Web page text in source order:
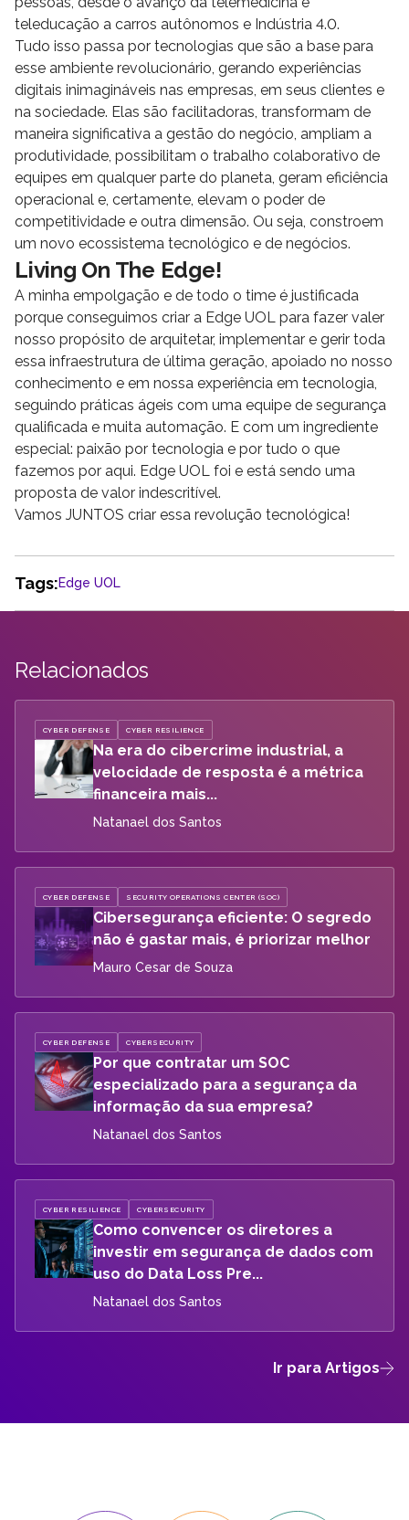
teleducação a carros autônomos e Indústria 4.0.
Tudo isso passa por tecnologias que são a base para
esse ambiente revolucionário, gerando experiências
digitais inimagináveis nas empresas, em seus clientes e
na sociedade. Elas são facilitadoras, transformam de
maneira significativa a gestão do negócio, ampliam a
produtividade, possibilitam o trabalho colaborativo de
equipes em qualquer parte do planeta, geram eficiência
operacional e, certamente, elevam o poder de
competitividade e outra dimensão. Ou seja, constroem
um novo ecossistema tecnológico e de negócios.
Living On The Edge!
A minha empolgação e de todo o time é justificada
porque conseguimos criar a Edge UOL para fazer valer
nosso propósito de arquitetar, implementar e gerir toda
essa infraestrutura de última geração, apoiado no nosso
conhecimento e em nossa experiência em tecnologia,
seguindo práticas ágeis com uma equipe de segurança
qualificada e muita automação. E com um ingrediente
especial: paixão por tecnologia e por tudo o que
fazemos por aqui. Edge UOL foi e está sendo uma
proposta de valor indescritível.
Vamos JUNTOS criar essa revolução tecnológica!
Tags:Edge UOL
Relacionados
CYBER DEFENSE CYBER RESILIENCE
Na era do cibercrime industrial, a
velocidade de resposta é a métrica
financeira mais...
Natanael dos Santos
CYBER DEFENSE SECURITY OPERATIONS CENTER (SOC)
Cibersegurança eficiente: O segredo
não é gastar mais, é priorizar melhor
Mauro Cesar de Souza
CYBER DEFENSE CYBERSECURITY
Por que contratar um SOC
especializado para a segurança da
informação da sua empresa?
Natanael dos Santos
CYBER RESILIENCE CYBERSECURITY
Como convencer os diretores a
investir em segurança de dados com
uso do Data Loss Pre...
Natanael dos Santos
Ir para Artigos